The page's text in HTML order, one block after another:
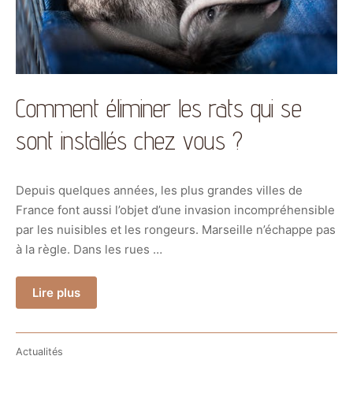
Comment éliminer les rats qui se
sont installés chez vous ?
Depuis quelques années, les plus grandes villes de
France font aussi l’objet d’une invasion incompréhensible
par les nuisibles et les rongeurs. Marseille n’échappe pas
à la règle. Dans les rues …
Lire plus
Actualités